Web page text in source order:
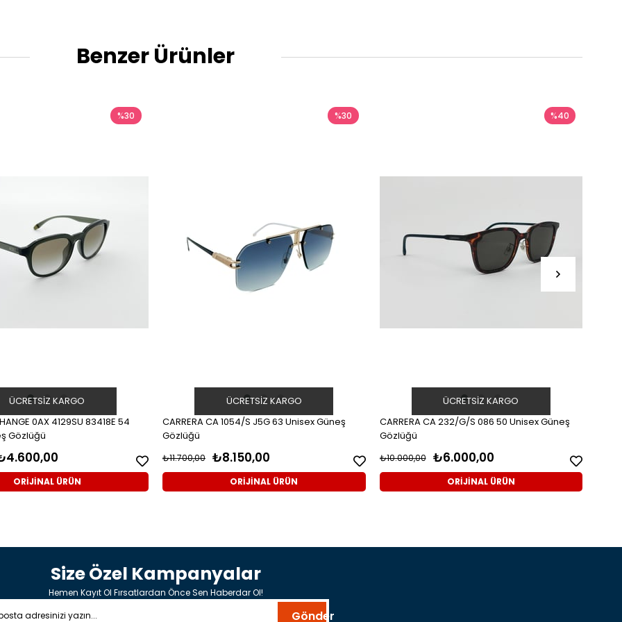
Benzer Ürünler
0AX 4129SU 83418E 54
Gözlüğü
%30
ÜCRETSIZ KARGO
ORİJİNAL ÜRÜN
CARRERA CA 1054/S J5G 63 Unisex Güneş
Gözlüğü
₺8.150,00
₺11.700,00
%30
ÜCRETSIZ KARGO
ORİJİNAL ÜRÜN
CARRERA CA 232/G/S 086 50 Unisex Güneş
Gözlüğü
₺6.000,00
₺10.000,00
%40
ÜCRETSIZ KARGO
ORİJİNAL ÜRÜN
Size Özel Kampanyalar
Hemen Kayıt Ol Fırsatlardan Önce Sen Haberdar Ol!
Gönder